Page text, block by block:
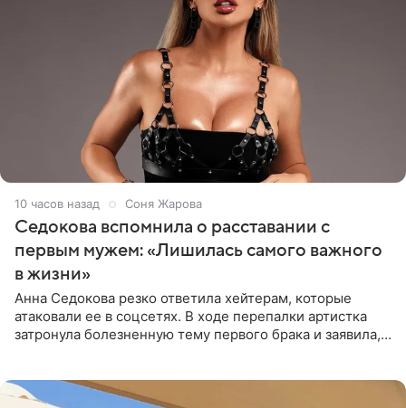
10 часов назад Соня Жарова
Седокова вспомнила о расставании с
первым мужем: «Лишилась самого важного
в жизни»
Анна Седокова резко ответила хейтерам, которые
атаковали ее в соцсетях. В ходе перепалки артистка
затронула болезненную тему первого брака и заявила,